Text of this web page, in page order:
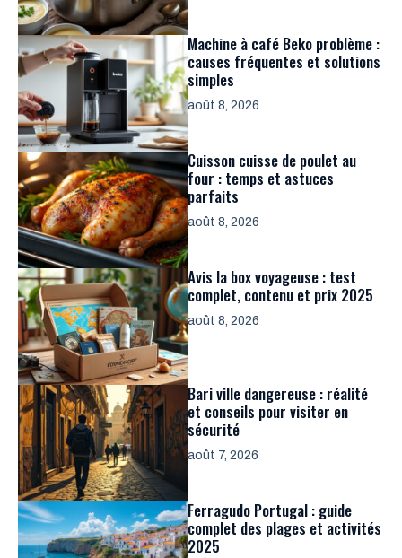
Machine à café Beko problème :
causes fréquentes et solutions
simples
août 8, 2026
Cuisson cuisse de poulet au
four : temps et astuces
parfaits
août 8, 2026
Avis la box voyageuse : test
complet, contenu et prix 2025
août 8, 2026
Bari ville dangereuse : réalité
et conseils pour visiter en
sécurité
août 7, 2026
Ferragudo Portugal : guide
complet des plages et activités
2025